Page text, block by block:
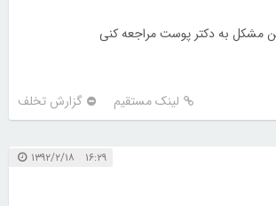
مشکل به دکتر پوست مراجعه کنی
لینک مستقیم گزارش تخلف
۱۶:۲۹ ۱۳۹۲/۲/۱۸